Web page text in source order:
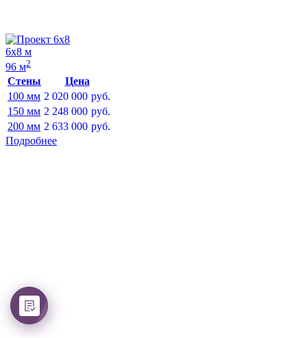
6х8 м
96 м2
Стены
Цена
100 мм 2 020 000 руб.
150 мм 2 248 000 руб.
200 мм 2 633 000 руб.
Подробнее